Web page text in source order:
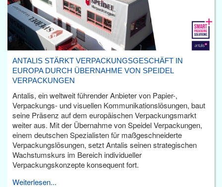
ANTALIS STÄRKT VERPACKUNGSGESCHÄFT IN
EUROPA DURCH ÜBERNAHME VON SPEIDEL
VERPACKUNGEN
Antalis, ein weltweit führender Anbieter von Papier-,
Verpackungs- und visuellen Kommunikationslösungen, baut
seine Präsenz auf dem europäischen Verpackungsmarkt
weiter aus. Mit der Übernahme von Speidel Verpackungen,
einem deutschen Spezialisten für maßgeschneiderte
Verpackungslösungen, setzt Antalis seinen strategischen
Wachstumskurs im Bereich individueller
Verpackungskonzepte konsequent fort.
Weiterlesen...